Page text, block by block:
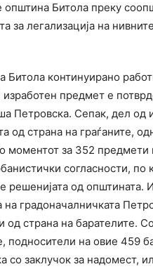
Битола преку
за легализација на
Битола континуирано
изработен предмет е
Петровска. Сепак, дел од
од страна на граѓаните,
моментот за 352 предмети
согласности,
решенијата од општината.
на градоначалничката
од страна на барателите.
подносители на овие 459
со заклучок за надомест,